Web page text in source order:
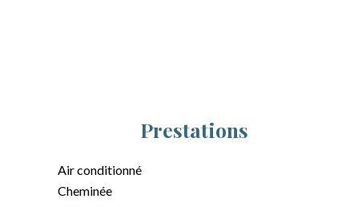
Prestations
Air conditionné
Cheminée